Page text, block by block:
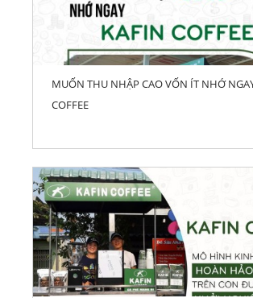
MUỐN THU NHẬP CAO VỐN ÍT NHỚ
COFFEE